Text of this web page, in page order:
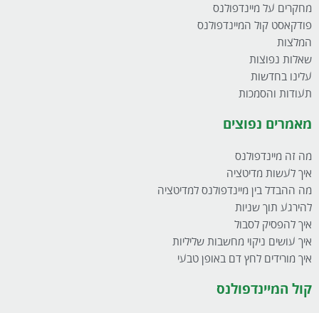
מחקרים על מיינדפולנס
פודקאסט קול המיינדפולנס
המלצות
שאלות נפוצות
עלינו בחדשות
תעודות והסמכות
מאמרים נפוצים
מה זה מיינדפולנס
איך לעשות מדיטציה
מה ההבדל בין מיינדפולנס למדיטציה
להירגע תוך שניות
איך להפסיק לסבול
איך עושים ניקוי מחשבות שליליות
איך מורידים לחץ דם באופן טבעי
קול המיינדפולנס